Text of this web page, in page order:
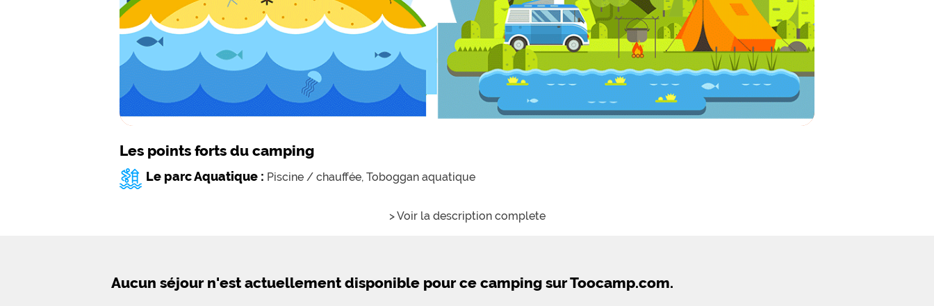
Les points forts du camping
Le parc Aquatique : Piscine / chauffée, Toboggan aquatique
> Voir la description complete
Aucun séjour n'est actuellement disponible pour ce camping sur Toocamp.com.